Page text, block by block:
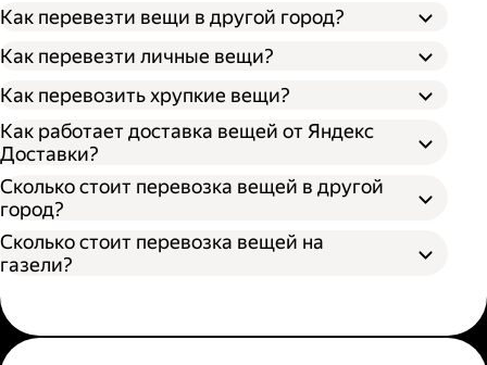
Как перевезти вещи в другой город?
Как перевезти личные вещи?
Как перевозить хрупкие вещи?
Как работает доставка вещей от Яндекс
Доставки?
Сколько стоит перевозка вещей в другой
город?
Сколько стоит перевозка вещей на
газели?